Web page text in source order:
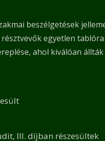
beszélgetések
egyetlen
ahol kiválóan
III. díjban részesültek